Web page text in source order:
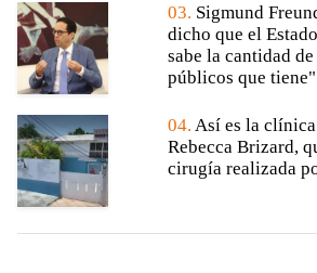
03. Sigmund
dicho que el
sabe la cantidad
públicos que tiene"
04. Así es la
Rebecca Brizard,
cirugía realizada